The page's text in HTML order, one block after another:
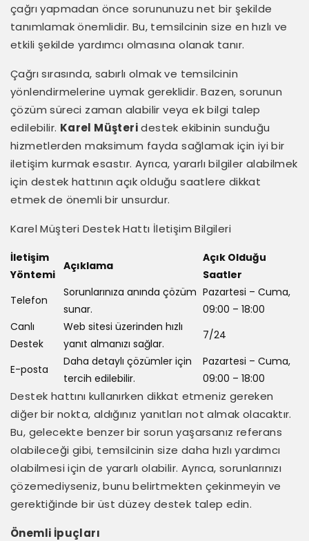
çağrı yapmadan önce sorununuzu net bir şekilde
tanımlamak önemlidir. Bu, temsilcinin size en hızlı ve
etkili şekilde yardımcı olmasına olanak tanır.
Çağrı sırasında, sabırlı olmak ve temsilcinin
yönlendirmelerine uymak gereklidir. Bazen, sorunun
çözüm süreci zaman alabilir veya ek bilgi talep
edilebilir. Karel Müşteridestek ekibinin sunduğu
hizmetlerden maksimum fayda sağlamak için iyi bir
iletişim kurmak esastır. Ayrıca, yararlı bilgiler alabilmek
için destek hattının açık olduğu saatlere dikkat
etmek de önemli bir unsurdur.
Karel Müşteri Destek Hattı İletişim Bilgileri
İletişim
Yöntemi
Açıklama
Açık Olduğu
Saatler
Telefon
Sorunlarınıza anında çözüm
sunar.
Pazartesi – Cuma,
09:00 – 18:00
Canlı
Destek
Web sitesi üzerinden hızlı
yanıt almanızı sağlar.
7/24
E-posta
Daha detaylı çözümler için
tercih edilebilir.
Pazartesi – Cuma,
09:00 – 18:00
Destek hattını kullanırken dikkat etmeniz gereken
diğer bir nokta, aldığınız yanıtları not almak olacaktır.
Bu, gelecekte benzer bir sorun yaşarsanız referans
olabileceği gibi, temsilcinin size daha hızlı yardımcı
olabilmesi için de yararlı olabilir. Ayrıca, sorunlarınızı
çözemediyseniz, bunu belirtmekten çekinmeyin ve
gerektiğinde bir üst düzey destek talep edin.
Önemli İpuçları